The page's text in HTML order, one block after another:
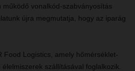
vonalkód-szabványosítás
újra megmutatja, hogy az iparág
Food Logistics, amely hőmérséklet-
szállításával foglalkozik.